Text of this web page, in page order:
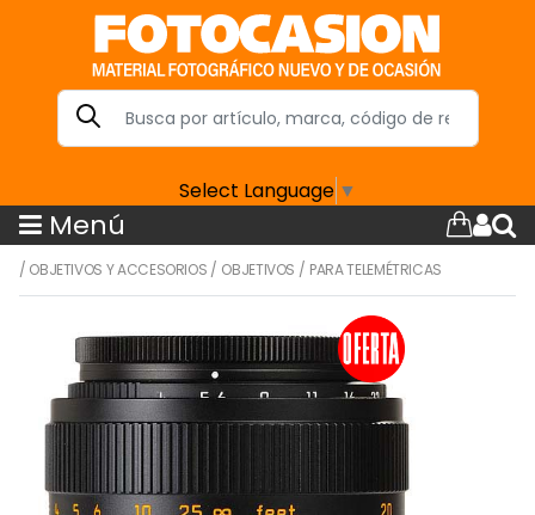
Select Language ▼
Menú
/ OBJETIVOS Y ACCESORIOS / OBJETIVOS / PARA TELEMÉTRICAS